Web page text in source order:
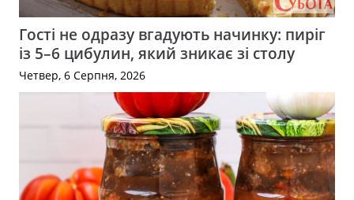
Гості не одразу вгадують начинку: пиріг
із 5–6 цибулин, який зникає зі столу
Четвер, 6 Серпня, 2026